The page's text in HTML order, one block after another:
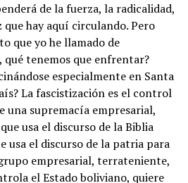
de la fuerza, la radicalidad,
que hay aquí circulando. Pero
que yo he llamado de
qué tenemos que enfrentar?
especialmente en Santa
La fascistización es el control
supremacía empresarial,
usa el discurso de la Biblia
usa el discurso de la patria para
empresarial, terrateniente,
el Estado boliviano, quiere